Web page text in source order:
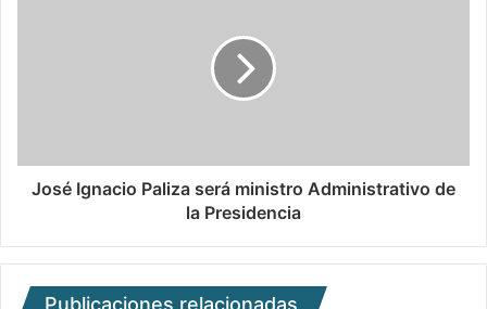
José Ignacio Paliza será ministro Administrativo de
la Presidencia